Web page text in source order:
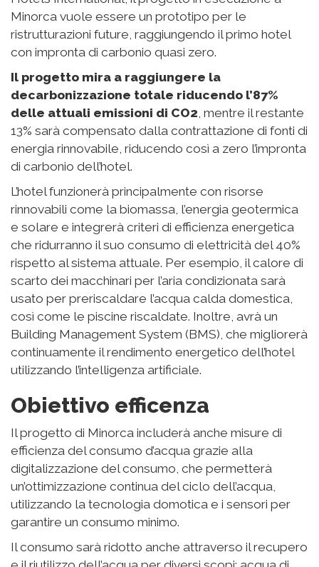
Due pietre miliari sulla
strada della
decarbonizzazione
In linea con gli impegni pubblici della Compagnia
contro il Cambiamento Climatico e con la premessa
ristrutturazioni realizzate annualmente da Melia
Hotels International, il progetto in esecuzione a
Minorca vuole essere un prototipo per le
ristrutturazioni future, raggiungendo il primo hotel
con impronta di carbonio quasi zero.
Il progetto mira a raggiungere la
decarbonizzazione totale riducendo l’87%
delle attuali emissioni di CO2 , mentre il restante
13% sarà compensato dalla contrattazione di fonti di